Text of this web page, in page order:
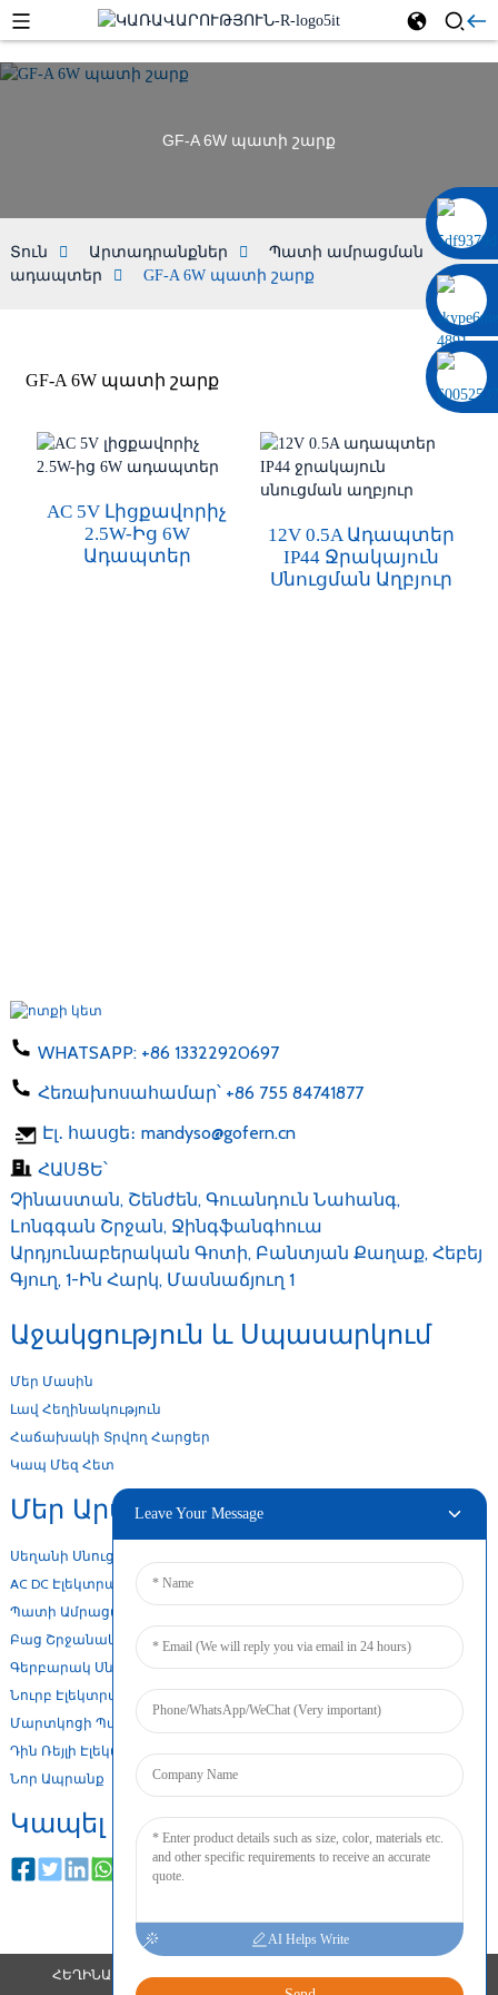
0086 13322920697
GF-A 6W պատի շարք
Տուն Արտադրանքներ
Պատի ամրացման
ադապտեր
GF-A 6W պատի շարք
GF-A 6W պատի շարք
AC 5V Լիցքավորիչ
2.5W-Ից 6W
Ադապտեր
12V 0.5A Ադապտեր
IP44 Ջրակայուն
Սնուցման Աղբյուր
WHATSAPP: +86 13322920697
Հեռախոսահամար՝ +86 755 84741877
Էլ․ հասցե։ mandyso@gofern.cn
ՀԱՍՑԵ՝
Չինաստան, Շենժեն, Գուանդուն Նահանգ,
Լոնգգան Շրջան, Ջինգֆանգհուա
Արդյունաբերական Գոտի, Բանտյան Քաղաք, Հեբեյ
Գյուղ, 1-Ին Հարկ, Մասնաճյուղ 1
Աջակցություն ԵՒ Սպասարկում
Մեր Մասին
Լավ Հեղինակություն
Հաճախակի Տրվող Հարցեր
Կապ Մեզ Հետ
Մեր Արտադրանքը
Սեղանի Սնուցման Ադապտեր
AC DC Էլեկտրամատակարարում
Պատի Ամրացման Ադապտեր
Բաց Շրջանակի Էլեկտրամատակարարում
Գերբարակ Սնուցման Աղբյուր
Նուրբ Էլեկտրամատակարարում
Մարտկոցի Պահեստային Սնուցման Աղբյուր
Դին Ռեյլի Էլեկտրամատակարարում
Նոր Ապրանք
Կապել
ՀԵՂԻՆԱԿԱՅԻՆ ԻՐԱՎՈՒՆՔ © 2024 ԲՈԼՈՐ ԻՐԱՎՈՒՆՔՆԵՐԸ
Leave Your Message
AI Helps Write